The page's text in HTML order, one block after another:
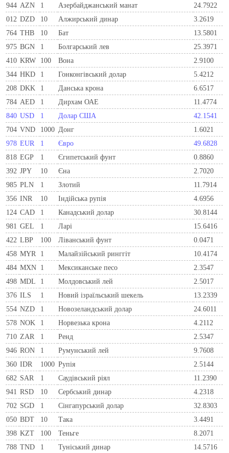
944 AZN 1 Азербайджанський манат
24.7922
012 DZD 10 Алжирський динар
3.2619
764 THB 10 Бат
13.5801
975 BGN 1 Болгарський лев
25.3971
410 KRW 100 Вона
2.9100
344 HKD 1 Гонконгівський долар
5.4212
208 DKK 1 Данська крона
6.6517
784 AED 1 Дирхам ОАЕ
11.4774
840 USD 1 Долар США
42.1541
704 VND 1000 Донг
1.6021
978 EUR 1 Євро
49.6828
818 EGP 1 Єгипетський фунт
0.8860
392 JPY 10 Єна
2.7020
985 PLN 1 Злотий
11.7914
356 INR 10 Індійська рупія
4.6956
124 CAD 1 Канадський долар
30.8144
981 GEL 1 Ларi
15.6416
422 LBP 100 Ліванський фунт
0.0471
458 MYR 1 Малайзійський ринггіт
10.4174
484 MXN 1 Мексиканське песо
2.3547
498 MDL 1 Молдовський лей
2.5017
376 ILS 1 Новий ізраїльський шекель
13.2339
554 NZD 1 Новозеландський долар
24.6011
578 NOK 1 Норвезька крона
4.2112
710 ZAR 1 Ренд
2.5347
946 RON 1 Румунський лей
9.7608
360 IDR 1000 Рупія
2.5144
682 SAR 1 Саудівський ріял
11.2390
941 RSD 10 Сербський динар
4.2318
702 SGD 1 Сінгапурський долар
32.8303
050 BDT 10 Така
3.4491
398 KZT 100 Теньге
8.2071
788 TND 1 Туніський динар 14.5716